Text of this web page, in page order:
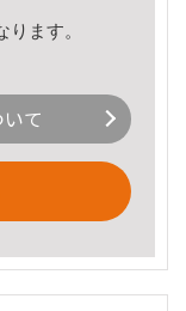
ます。
て